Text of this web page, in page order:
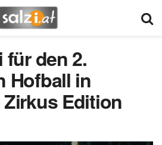
für den 2.
Hofball in
Edition